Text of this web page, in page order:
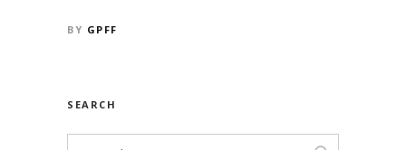
BY GPFF
SEARCH